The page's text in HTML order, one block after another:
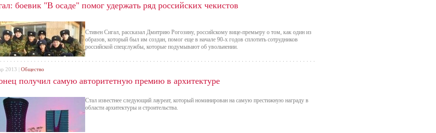
боевик "В осаде" помог удержать ряд российских чекистов
Стивен Сигал, рассказал Дмитрию Рогозину, российскому вице-премьеру о том, как один из
образов, который был им создан, помог еще в начале 90-х годов сплотить сотрудников
российской спецслужбы, которые подумывают об увольнении.
получил самую авторитетную премию в архитектуре
Стал известнее следующий лауреат, который номинирован на самую престижную награду в
области архитектуры и строительства.
2013 | Общество